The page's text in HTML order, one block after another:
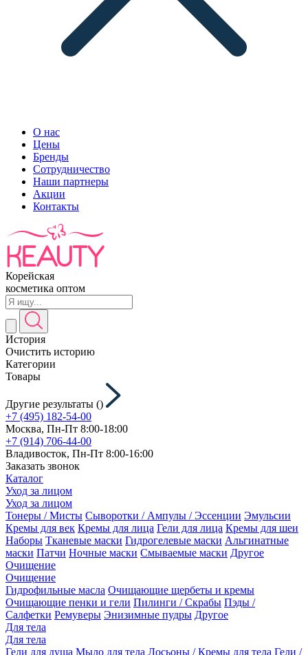
О нас
Цены
Бренды
Сотрудничество
Наши партнеры
Акции
Контакты
Корейская
косметика оптом
История
Очистить историю
Категории
Товары
Другие результаты ()
+7 (495) 182-54-00
Москва, Пн-Пт 8:00-18:00
+7 (914) 706-44-00
Владивосток, Пн-Пт 8:00-16:00
Заказать звонок
Каталог
Уход за лицом
Уход за лицом
Тонеры / Мисты Сыворотки / Ампулы / Эссенции Эмульсии
Кремы для век Кремы для лица Гели для лица Кремы для шеи
Наборы Тканевые маски Гидрогелевые маски Альгинатные
маски Патчи Ночные маски Смываемые маски Другое
Очищение
Очищение
Гидрофильные масла Очищающие щербеты и кремы
Очищающие пенки и гели Пилинги / Скрабы Пэды /
Салфетки Ремуверы Энизимные пудры Другое
Для тела
Для тела
Гели для душа Мыло для тела Лосьоны / Кремы для тела Гели /